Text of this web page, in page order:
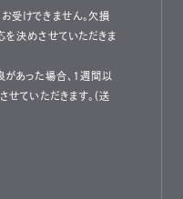
受けできません。欠損
を決めさせていただきま
あった場合、1週間以
せていただきます。（送